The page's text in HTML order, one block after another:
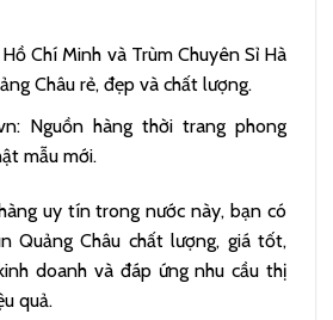
Chí Minh và Trùm Chuyên Sỉ Hà
Châu rẻ, đẹp và chất lượng.
Nguồn hàng thời trang phong
mẫu mới.
uy tín trong nước này, bạn có
Quảng Châu chất lượng, giá tốt,
doanh và đáp ứng nhu cầu thị
quả.